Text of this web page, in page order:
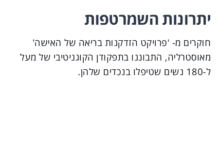
יתרונות השמרטפות
חוקרים מ- 'פרויקט הזדקנות בריאה של האישה'
מאוסטרליה, התבוננו בתפקודן הקוגניטיבי של מעל
ל-180 נשים שטיפלו בנכדים שלהן.